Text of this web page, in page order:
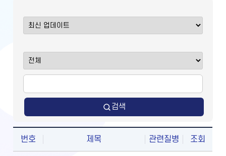
검색
번호 제목 관련질병 조회